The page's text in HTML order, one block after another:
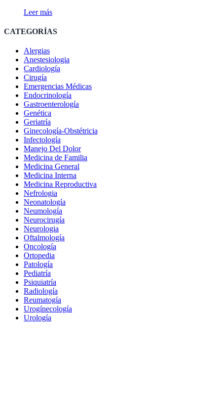
Leer más
CATEGORÍAS
Alergias
Anestesiologia
Cardiología
Cirugía
Emergencias Médicas
Endocrinología
Gastroenterología
Genética
Geriatría
Ginecología-Obstétricia
Infectología
Manejo Del Dolor
Medicina de Familia
Medicina General
Medicina Interna
Medicina Reproductiva
Nefrologia
Neonatología
Neumología
Neurocirugía
Neurologia
Oftalmología
Oncología
Ortopedia
Patología
Pediatría
Psiquiatría
Radiología
Reumatogía
Urogínecología
Urología